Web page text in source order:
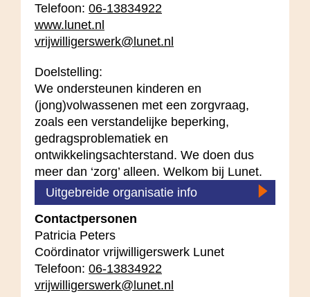
Telefoon: 06-13834922
www.lunet.nl
vrijwilligerswerk@lunet.nl
Doelstelling:
We ondersteunen kinderen en
(jong)volwassenen met een zorgvraag,
zoals een verstandelijke beperking,
gedragsproblematiek en
ontwikkelingsachterstand. We doen dus
meer dan ‘zorg’ alleen. Welkom bij Lunet.
Uitgebreide organisatie info
Contactpersonen
Patricia Peters
Coördinator vrijwilligerswerk Lunet
Telefoon: 06-13834922
vrijwilligerswerk@lunet.nl